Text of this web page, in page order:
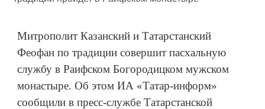
Митрополит Казанский и Татарстанский
Феофан по традиции совершит пасхальную
службу в Раифском Богородицком мужском
монастыре. Об этом ИА «Татар-информ»
сообщили в пресс-службе Татарстанской